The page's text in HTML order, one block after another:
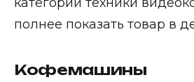
полнее показать товар в
Кофемашины